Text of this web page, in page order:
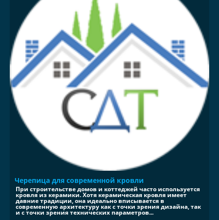
Черепица для современной кровли
При строительстве домов и коттеджей часто используется
кровля из керамики. Хотя керамическая кровля имеет
давние традиции, она идеально вписывается в
современную архитектуру как с точки зрения дизайна, так
и с точки зрения технических параметров...